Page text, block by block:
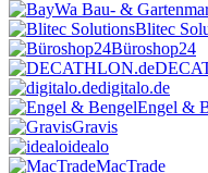
Blitec
Büroshop24
digitalo.de
Engel &
Gravis
idealo
MacTrade